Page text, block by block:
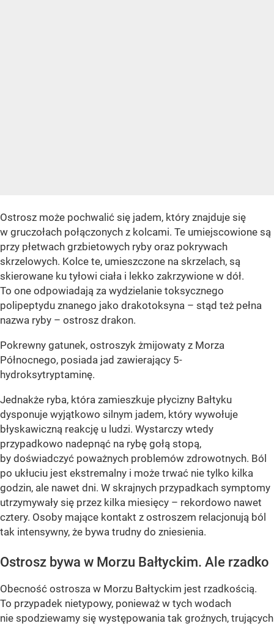
Ostrosz może pochwalić się jadem, który znajduje się
w gruczołach połączonych z kolcami. Te umiejscowione są
przy płetwach grzbietowych ryby oraz pokrywach
skrzelowych. Kolce te, umieszczone na skrzelach, są
skierowane ku tyłowi ciała i lekko zakrzywione w dół.
To one odpowiadają za wydzielanie toksycznego
polipeptydu znanego jako drakotoksyna – stąd też pełna
nazwa ryby – ostrosz drakon.
Pokrewny gatunek, ostroszyk żmijowaty z Morza
Północnego, posiada jad zawierający 5-
hydroksytryptaminę.
Jednakże ryba, która zamieszkuje płycizny Bałtyku
dysponuje wyjątkowo silnym jadem, który wywołuje
błyskawiczną reakcję u ludzi. Wystarczy wtedy
przypadkowo nadepnąć na rybę gołą stopą,
by doświadczyć poważnych problemów zdrowotnych. Ból
po ukłuciu jest ekstremalny i może trwać nie tylko kilka
godzin, ale nawet dni. W skrajnych przypadkach symptomy
utrzymywały się przez kilka miesięcy – rekordowo nawet
cztery. Osoby mające kontakt z ostroszem relacjonują ból
tak intensywny, że bywa trudny do zniesienia.
Ostrosz bywa w Morzu Bałtyckim. Ale rzadko
Obecność ostrosza w Morzu Bałtyckim jest rzadkością.
To przypadek nietypowy, ponieważ w tych wodach
nie spodziewamy się występowania tak groźnych, trujących